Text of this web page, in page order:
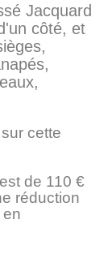
Jacquard
côté, et
cette
de 110 €
réduction